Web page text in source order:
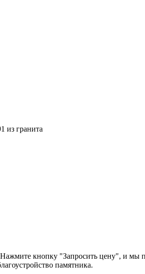
из гранита
кнопку "Запросить цену", и
памятника.